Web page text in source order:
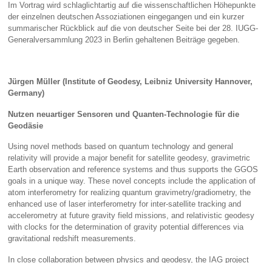
Im Vortrag wird schlaglichtartig auf die wissenschaftlichen Höhepunkte
der einzelnen deutschen Assoziationen eingegangen und ein kurzer
summarischer Rückblick auf die von deutscher Seite bei der 28. IUGG-
Generalversammlung 2023 in Berlin gehaltenen Beiträge gegeben.
Jürgen Müller (Institute of Geodesy, Leibniz University Hannover,
Germany)
Nutzen neuartiger Sensoren und Quanten-Technologie für die
Geodäsie
Using novel methods based on quantum technology and general
relativity will provide a major benefit for satellite geodesy, gravimetric
Earth observation and reference systems and thus supports the GGOS
goals in a unique way. These novel concepts include the application of
atom interferometry for realizing quantum gravimetry/gradiometry, the
enhanced use of laser interferometry for inter-satellite tracking and
accelerometry at future gravity field missions, and relativistic geodesy
with clocks for the determination of gravity potential differences via
gravitational redshift measurements.
In close collaboration between physics and geodesy, the IAG project